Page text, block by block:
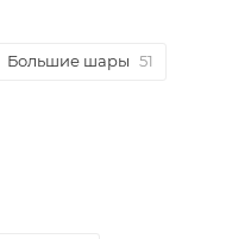
Большие шары 51